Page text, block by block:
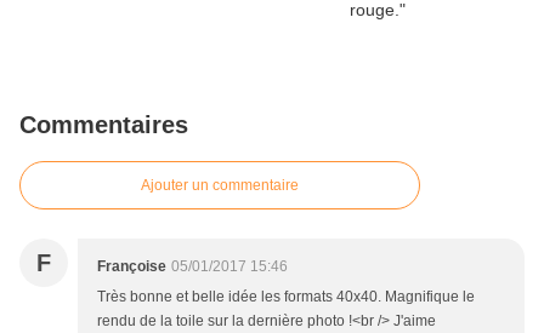
Commentaires
Ajouter un commentaire
F Françoise 05/01/2017 15:46
Très bonne et belle idée les formats 40x40. Magnifique le
rendu de la toile sur la dernière photo !<br /> J'aime